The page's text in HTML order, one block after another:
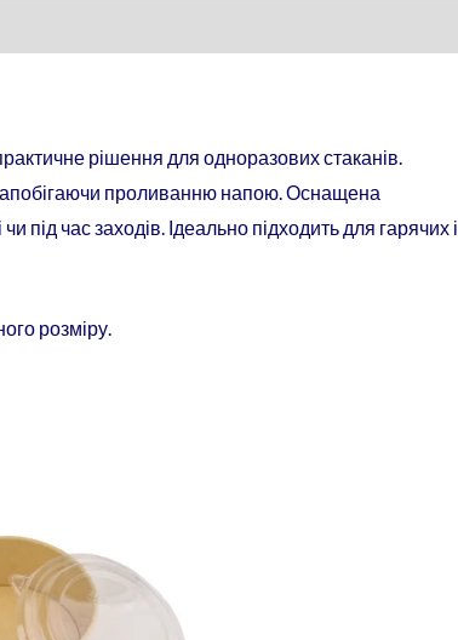
рішення для одноразових стаканів.
проливанню напою. Оснащена
час заходів. Ідеально підходить для гарячих і
розміру.